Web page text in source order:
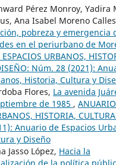
Pérez Monroy, Yadira
Ana Isabel Moreno
pobreza y emergencia
en el periurbano de
URBANOS,
Núm. 28 (2021):
Historia, Cultura y
Flores, La avenida
de 1985 ,
HISTORIA,
Anuario de Espacios
y Diseño
Jasso López, Hacia la
de la política